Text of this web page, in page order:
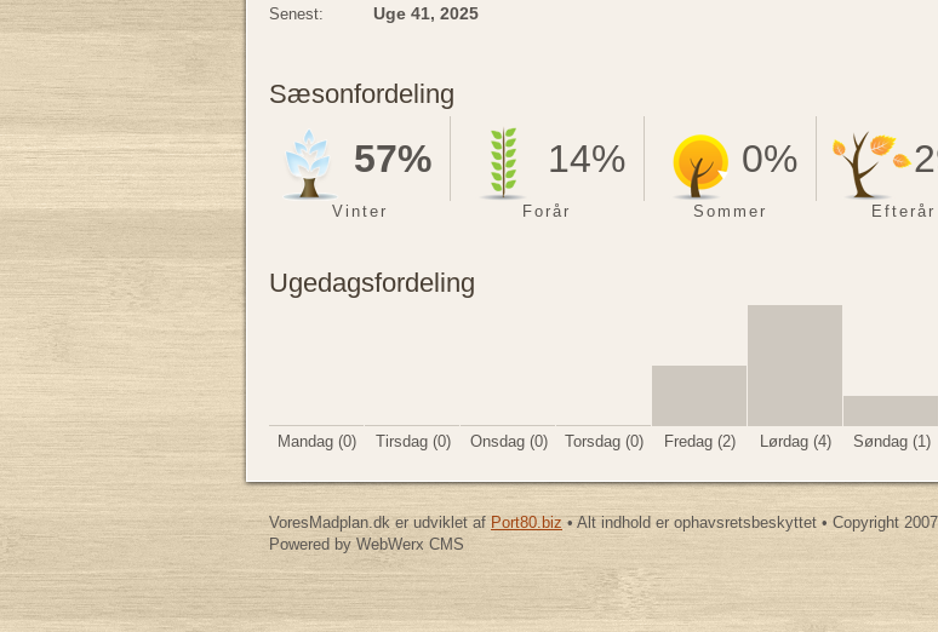
Senest: Uge 41, 2025
Sæsonfordeling
57% 14% 0%
Vinter Forår Sommer Efterår
Ugedagsfordeling
Mandag (0) Tirsdag (0) Onsdag (0) Torsdag (0) Fredag (2) Lørdag (4) Søndag (1)
VoresMadplan.dk er udviklet af Port80.biz • Alt indhold er ophavsretsbeskyttet • Copyright
Powered by WebWerx CMS